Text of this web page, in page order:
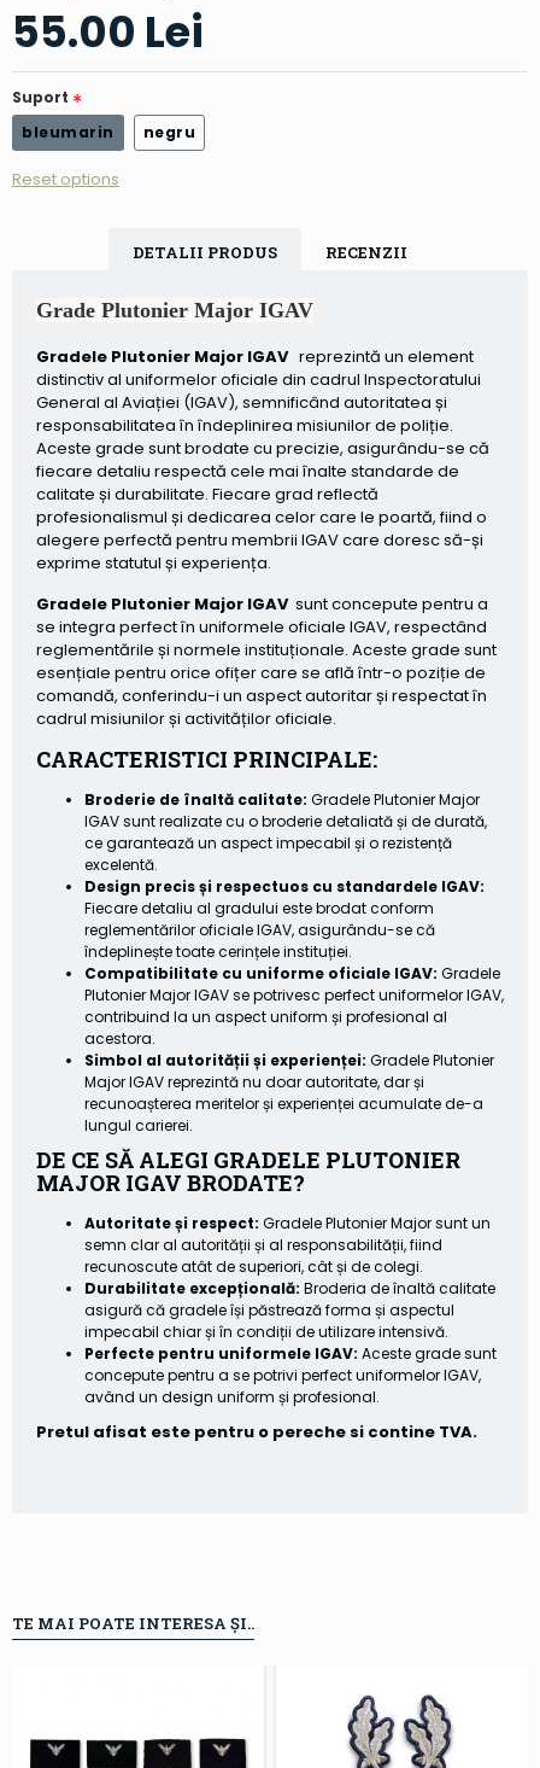
55.00 Lei
Suport
bleumarin
negru
Reset options
DETALII PRODUS RECENZII
Grade Plutonier Major IGAV
Gradele Plutonier Major IGAV reprezintă un element
distinctiv al uniformelor oficiale din cadrul Inspectoratului
General al Aviației (IGAV), semnificând autoritatea și
responsabilitatea în îndeplinirea misiunilor de poliție.
Aceste grade sunt brodate cu precizie, asigurându-se că
fiecare detaliu respectă cele mai înalte standarde de
calitate și durabilitate. Fiecare grad reflectă
profesionalismul și dedicarea celor care le poartă, fiind o
alegere perfectă pentru membrii IGAV care doresc să-și
exprime statutul și experiența.
Gradele Plutonier Major IGAV sunt concepute pentru a
se integra perfect în uniformele oficiale IGAV, respectând
reglementările și normele instituționale. Aceste grade sunt
esențiale pentru orice ofițer care se află într-o poziție de
comandă, conferindu-i un aspect autoritar și respectat în
cadrul misiunilor și activităților oficiale.
CARACTERISTICI PRINCIPALE:
Broderie de înaltă calitate: Gradele Plutonier Major
IGAV sunt realizate cu o broderie detaliată și de durată,
ce garantează un aspect impecabil și o rezistență
excelentă.
Design precis și respectuos cu standardele IGAV:
Fiecare detaliu al gradului este brodat conform
reglementărilor oficiale IGAV, asigurându-se că
îndeplinește toate cerințele instituției.
Compatibilitate cu uniforme oficiale IGAV: Gradele
Plutonier Major IGAV se potrivesc perfect uniformelor IGAV,
contribuind la un aspect uniform și profesional al
acestora.
Simbol al autorității și experienței: Gradele Plutonier
Major IGAV reprezintă nu doar autoritate, dar și
recunoașterea meritelor și experienței acumulate de-a
lungul carierei.
DE CE SĂ ALEGI GRADELE PLUTONIER
MAJOR IGAV BRODATE?
Autoritate și respect: Gradele Plutonier Major sunt un
semn clar al autorității și al responsabilității, fiind
recunoscute atât de superiori, cât și de colegi.
Durabilitate excepțională: Broderia de înaltă calitate
asigură că gradele își păstrează forma și aspectul
impecabil chiar și în condiții de utilizare intensivă.
Perfecte pentru uniformele IGAV: Aceste grade sunt
concepute pentru a se potrivi perfect uniformelor IGAV,
având un design uniform și profesional.
Pretul afisat este pentru o pereche si contine TVA.
TE MAI POATE INTERESA ȘI..